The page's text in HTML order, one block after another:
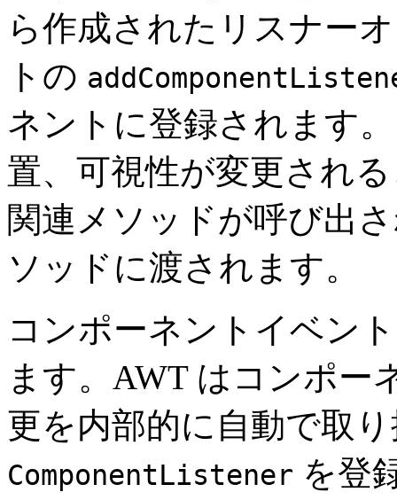
ら作成されたリスナー
トの
ネントに登録されます
置、可視性が変更され
関連メソッドが呼び出
ソッドに渡されます。
コンポーネントイベン
ます。AWT はコンポー
更を内部的に自動で取
ComponentListener を登